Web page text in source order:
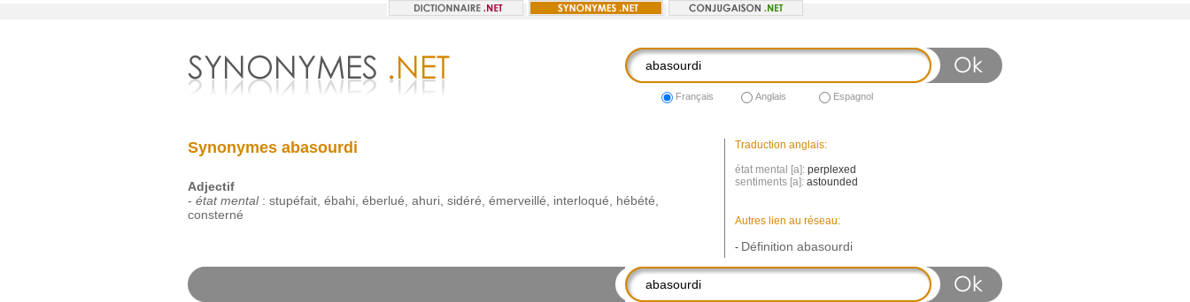
Français Anglais Espagnol
Synonymes abasourdi
Adjectif
- état mental: stupéfait, ébahi, éberlué ahuri, sidéré émerveillé interloqué hébété
consterné
Traduction anglais:
état mental [a]: perplexed
sentiments [a]: astounded
Autres lien au réseau:
- Définition abasourdi